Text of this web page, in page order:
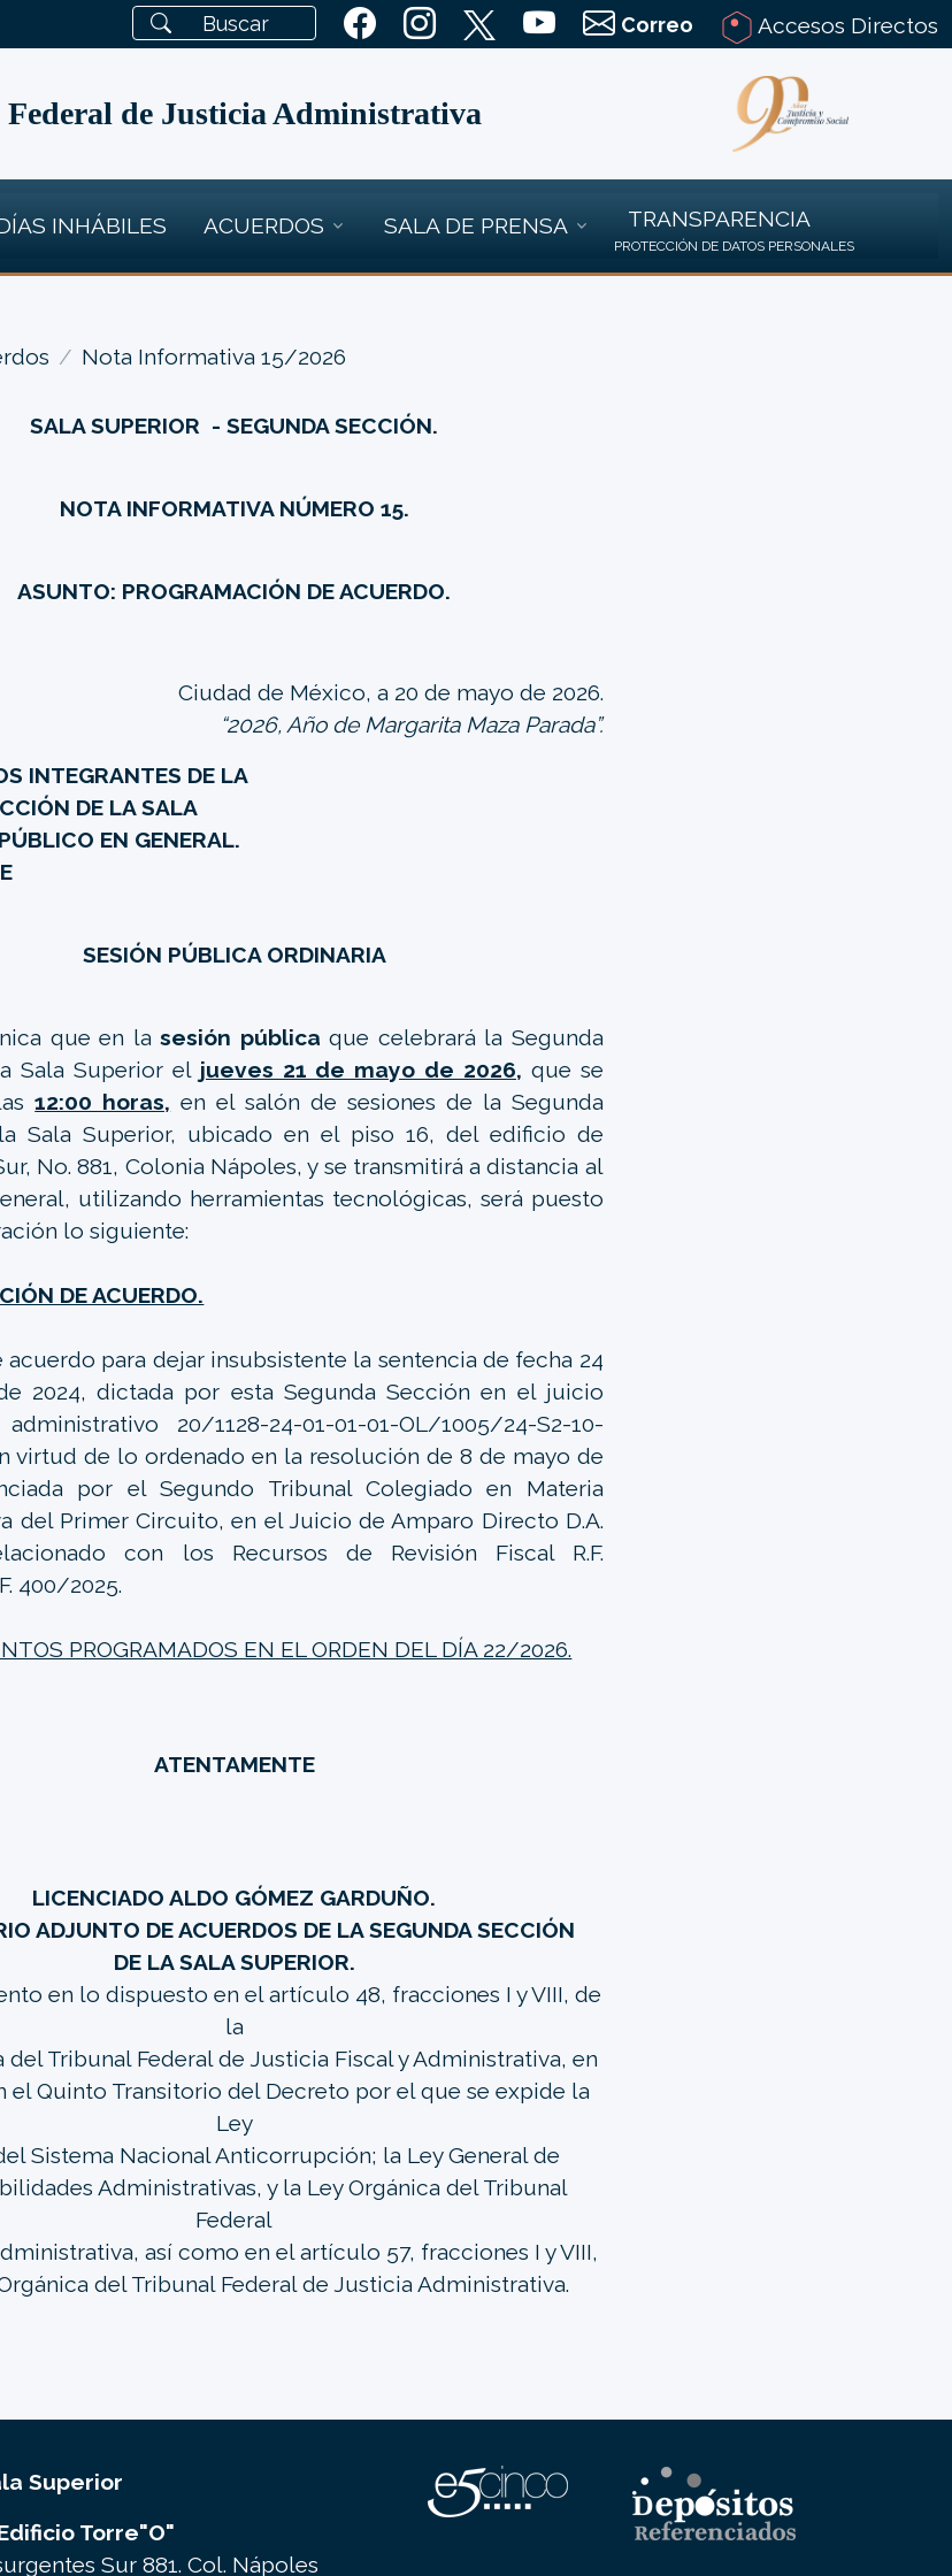
Correo Accesos Directos
de Justicia Administrativa
INHÁBILES ACUERDOS SALA DE PRENSA TRANSPARENCIA
PROTECCIÓN DE DATOS PERSONALES
Nota Informativa 15/2026
SALA SUPERIOR - SEGUNDA SECCIÓN.
NOTA INFORMATIVA NÚMERO 15.
ASUNTO: PROGRAMACIÓN DE ACUERDO.
Ciudad de México, a 20 de mayo de 2026.
“2026, Año de Margarita Maza Parada”.
INTEGRANTES DE LA
DE LA SALA
EN GENERAL.
SESIÓN PÚBLICA ORDINARIA
que en lasesión públicaque celebrará la Segunda
Sala Superior el jueves 21 de mayo de 2026, que se
12:00 horas, en el salón de sesiones de la Segunda
Sala Superior, ubicado en el piso 16, del edificio de
No. 881, Colonia Nápoles, y se transmitirá a distancia al
utilizando herramientas tecnológicas, será puesto
lo siguiente:
DE ACUERDO.
acuerdo para dejar insubsistente la sentencia de fecha 24
2024, dictada por esta Segunda Sección en el juicio
20/1128-24-01-01-01-OL/1005/24-S2-10-
virtud de lo ordenado en la resolución de 8 de mayo de
por el Segundo Tribunal Colegiado en Materia
del Primer Circuito, en el Juicio de Amparo Directo D.A.
con los Recursos de Revisión Fiscal R.F.
400/2025.
PROGRAMADOS EN EL ORDEN DEL DÍA 22/2026.
ATENTAMENTE
LICENCIADO ALDO GÓMEZ GARDUÑO.
ADJUNTO DE ACUERDOS DE LA SEGUNDA SECCIÓN
DE LA SALA SUPERIOR.
en lo dispuesto en el artículo 48, fracciones I y VIII, de
la
del Tribunal Federal de Justicia Fiscal y Administrativa, en
el Quinto Transitorio del Decreto por el que se expide la
Ley
Sistema Nacional Anticorrupción; la Ley General de
Administrativas, y la Ley Orgánica del Tribunal
Federal
así como en el artículo 57, fracciones I y VIII,
del Tribunal Federal de Justicia Administrativa.
Superior
Torre"O"
Sur 881. Col. Nápoles